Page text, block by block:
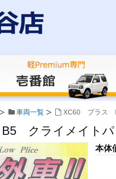
車両一覧 XC60 プラス
クライメイトパ
本体